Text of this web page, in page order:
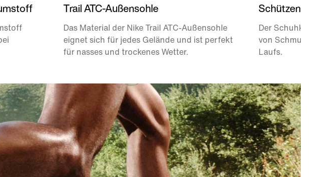
Trail ATC-Außensohle
Das Material der Nike Trail ATC-Außensohle
eignet sich für jedes Gelände und ist perfekt
für nasses und trockenes Wetter.
Schützender
Der
von Schmutz
Laufs.